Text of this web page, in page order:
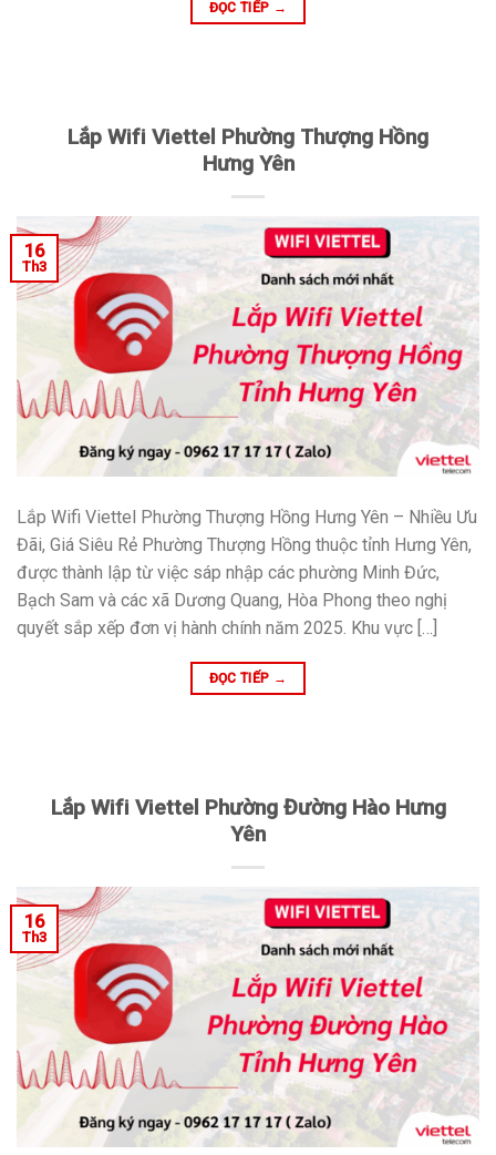
ĐỌC TIẾP →
Lắp Wifi Viettel Phường Thượng Hồng
Hưng Yên
16
Th3
Lắp Wifi Viettel Phường Thượng Hồng Hưng Yên – Nhiều Ưu
Đãi, Giá Siêu Rẻ Phường Thượng Hồng thuộc tỉnh Hưng Yên,
được thành lập từ việc sáp nhập các phường Minh Đức,
Bạch Sam và các xã Dương Quang, Hòa Phong theo nghị
quyết sắp xếp đơn vị hành chính năm 2025. Khu vực […]
ĐỌC TIẾP →
Lắp Wifi Viettel Phường Đường Hào Hưng
Yên
16
Th3